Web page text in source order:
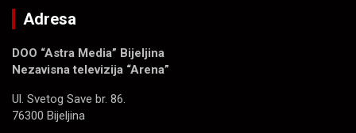
Adresa
DOO “Astra Media” Bijeljina
Nezavisna televizija “Arena”
Ul. Svetog Save br. 86.
76300 Bijeljina